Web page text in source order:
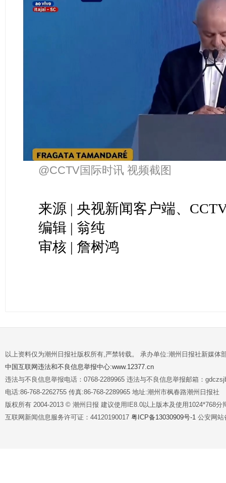
@CCTV国际时讯 视频截图
来源 | 央视新闻客户端、
编辑 | 翁纯
审核 | 詹树鸿
以上资料仅为潮州日报社版权所有,严禁转载。 承办单位:潮州日报社新媒体
中国互联网违法和不良信息举报中心:www.12377.cn
违法与不良信息举报电话：0768-2289965 违法与不良信息举报邮箱：
电话:86-768-2262755 传真:86-768-2289965 地址:潮州市枫春路潮州日报社
版权所有 2004-2013 © 潮州日报 建议使用IE8.0以上版本及使用1024*768分
互联网新闻信息服务许可证：44120190017 粤ICP备13030909号-1 公安网站